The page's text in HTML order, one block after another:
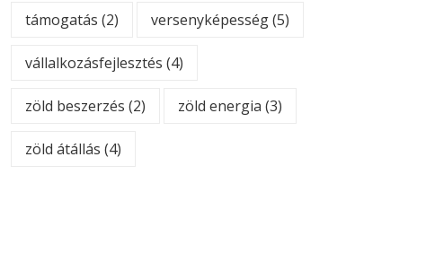
támogatás (2) versenyképesség(5)
vállalkozásfejlesztés (4)
zöld beszerzés (2) zöld energia (3)
zöld átállás (4)